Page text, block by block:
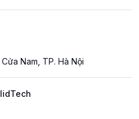
Nam, TP. Hà Nội